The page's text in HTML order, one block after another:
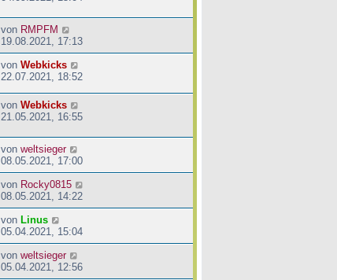
von RMPFM
19.08.2021, 17:13
von Webkicks
22.07.2021, 18:52
von Webkicks
21.05.2021, 16:55
von weltsieger
08.05.2021, 17:00
von Rocky0815
08.05.2021, 14:22
von Linus
05.04.2021, 15:04
von weltsieger
05.04.2021, 12:56